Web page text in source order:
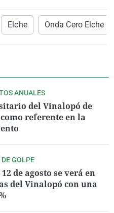
Elche Onda Cero Elche
ANUALES
del Vinalopó de
referente en la
DE GOLPE
de agosto se verá en
del Vinalopó con una